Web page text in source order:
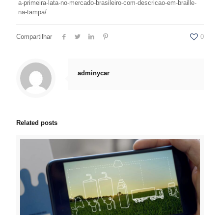
a-primeira-lata-no-mercado-brasileiro-com-descricao-em-braille-
na-tampa/
Compartilhar 0
adminycar
Related posts